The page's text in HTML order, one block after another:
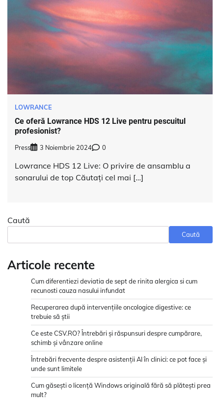
LOWRANCE
Ce oferă Lowrance HDS 12 Live pentru pescuitul
profesionist?
Press 3 Noiembrie 2024 0
Lowrance HDS 12 Live: O privire de ansamblu a
sonarului de top Căutați cel mai […]
Caută
Caută
Articole recente
Cum diferentiezi deviatia de sept de rinita alergica si cum
recunosti cauza nasului infundat
Recuperarea după intervențiile oncologice digestive: ce
trebuie să știi
Ce este CSV.RO? Întrebări și răspunsuri despre cumpărare,
schimb și vânzare online
Întrebări frecvente despre asistenții AI în clinici: ce pot face și
unde sunt limitele
Cum găsești o licență Windows originală fără să plătești prea
mult?